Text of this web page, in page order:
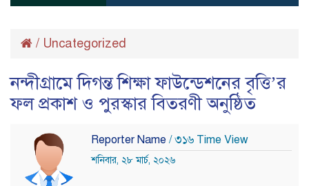
/ Uncategorized
নন্দীগ্রামে দিগন্ত শিক্ষা ফাউন্ডেশনের বৃত্তি’র
ফল প্রকাশ ও পুরস্কার বিতরণী অনুষ্ঠিত
Reporter Name / ৩১৬ Time View
শনিবার, ২৮ মার্চ, ২০২৬